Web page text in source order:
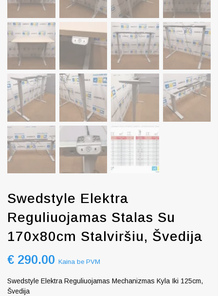
Swedstyle Elektra
Reguliuojamas Stalas Su
170x80cm Stalviršiu, Švedija
€ 290.00 Kaina be PVM
Swedstyle Elektra Reguliuojamas Mechanizmas Kyla Iki 125cm,
Švedija